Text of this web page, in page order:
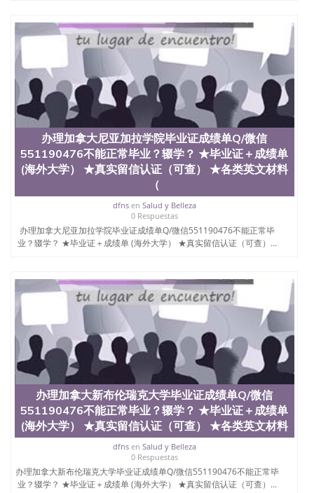
外文凭质量QQ微信551190476国外本科毕业证怎么办
理QQ微信551190476国外大学文凭真制作QQ微信
551190476办国外文凭可找工作QQ微信551190476国
外大学有毕业证QQ微信551190476办理国外毕业证价
格QQ微信551190476国外编号查询QQ微信551190476
办理国外文凭要交定金吗QQ微信551190476办国外可
查文凭QQ微信551190476网上购买真文凭可信吗QQ
微信551190476学士学位证书查询机构QQ微信
551190476 国外资格证书办理QQ微信551190476如何
办理学历认证QQ微信551190476海外文凭认证办理
QQ微信551190476 圣何塞州立大学（San Jose State
University, 又译为“圣荷西州立大学”）成立于1857
年，简称SJSU，是加州历史悠久的大学之一，也是美
西地区的公立大学之一。位于圣何塞市San Jose中
心，占地154公顷。它是一所位于加利福尼亚州的著
名综合性公立大学，它以极高的就业率，全美名列前
茅的毕业薪资，浓厚的多元化学术氛围，杰出的本科
教育质量，被《福克斯》杂志评选为全美50强公立综
位、声誉、实习机会和影响力的高等教育机构，并获
誉为美国本科教育质量的核心代表。其计算机系与会
计系更是在当今美国大学教学排名中表现优异。其毕
业生大多可以在其所处地域的世界硅谷中心得到工作
机会。许多硅谷公司甚至在学生大三和大四的学期提
供许多相应科系的实习机会。无论是加州大学系统
(UC)，还是加州州立大学系统(CSU), 圣何塞州立大学
都占据着加州所有大学中的地理位置。 圣何塞州立大
学座落于硅谷(Silicon Valley), 于附近的旧金山-圣何塞
地区为全美的重要科技中心。约有学生三万人，超过
134种学士学科和65个硕士学科，并有来自世界60余
国的学生来此就读。其有名的科系如计算机科学，电
子工程学，工商管理学，艺术设计，和航空学等，深
受性肯定及好评；而各种大学部和研究所的商学课程
也吸引了众多不同国家的专业人士前来研究与学习。
二、办理流程： 1、收集客户办理信息； 2、客户付
办理加拿大尼亚加拉学院毕业证成绩单Q/微信
551190476不能正常毕业？辍学？ ★毕业证＋成绩单
(海外大学） ★真实留信认证（可查） ★各类英文材料
（
dfnsen Salud y Belleza
0 Respuestas
办理加拿大尼亚加拉学院毕业证成绩单Q/微信551190476不能正常毕
业？辍学？ ★毕业证＋成绩单 (海外大学） ★真实留信认证（可查）...
办理加拿大新布伦瑞克大学毕业证成绩单Q/微信
551190476不能正常毕业？辍学？ ★毕业证＋成绩单
(海外大学） ★真实留信认证（可查） ★各类英文材料
dfnsen Salud y Belleza
0 Respuestas
办理加拿大新布伦瑞克大学毕业证成绩单Q/微信551190476不能正常毕
业？辍学？ ★毕业证＋成绩单 (海外大学） ★真实留信认证（可查）...